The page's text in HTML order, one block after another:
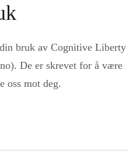
bruk av Cognitive Liberty
De er skrevet for å være
oss mot deg.